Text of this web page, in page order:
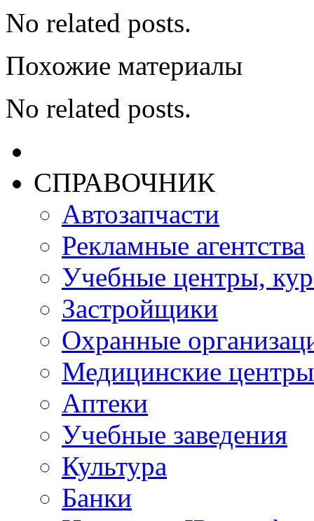
No related posts.
Похожие материалы
No related posts.
СПРАВОЧНИК
Автозапчасти
Рекламные агентства
Учебные центры,
Застройщики
Охранные
Медицинские центры
Аптеки
Учебные заведения
Культура
Банки